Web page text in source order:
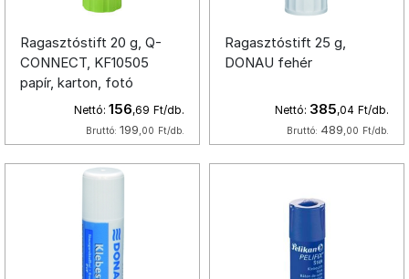
Ragasztóstift 20 g, Q-
CONNECT, KF10505
papír, karton, fotó
ragasztására
Nettó: 156,69 Ft/db.
Bruttó: 199,00 Ft/db.
Ragasztóstift 25 g,
DONAU fehér
Nettó: 385,04 Ft/db.
Bruttó: 489,00 Ft/db.